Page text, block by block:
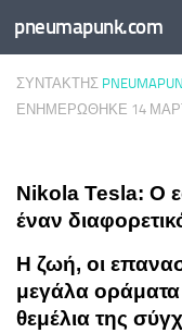
Skip to content
pneumapunk.com
ΣΥΝΤΆΚΤΗΣ
ΕΝΗΜΕΡΏΘΗΚΕ 14
Nikola Tesla: Ο
έναν
Η ζωή, οι
μεγάλα
θεμέλια της